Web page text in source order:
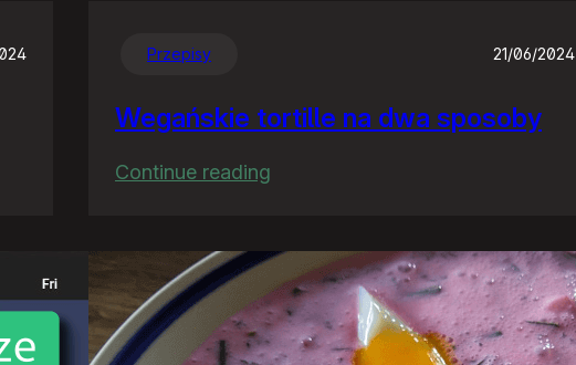
Przepisy 21/06/2024
Wegańskie tortille na dwa sposoby
Continue reading
dwa
sposoby